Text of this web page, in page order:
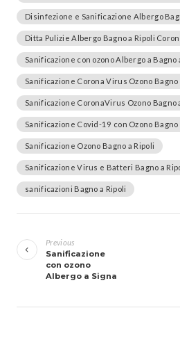
Disinfezione e Sanificazione Albergo
Ditta Pulizie Albergo Bagno a Ripoli
Sanificazione con ozono Albergo a Bagno
Sanificazione Corona Virus Ozono Bagno
Sanificazione CoronaVirus Ozono Bagno
Sanificazione Covid-19 con Ozono Bagno
Sanificazione Ozono Bagno a Ripoli
Sanificazione Virus e Batteri Bagno a
sanificazioni Bagno a Ripoli
articoli
Previous
Sanificazione
con ozono
Albergo a Signa